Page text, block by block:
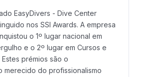
EasyDivers - Dive Center
nos SSI Awards. A empresa
o 1º lugar nacional em
e o 2º lugar em Cursos e
prémios são o
merecido do profissionalismo